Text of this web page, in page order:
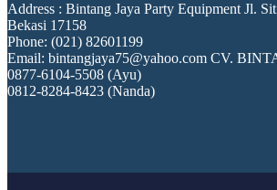
Address : Bintang Jaya Party Equipment Jl.
Bekasi 17158
Phone: (021) 82601199
Email: bintangjaya75@yahoo.com CV.
0877-6104-5508 (Ayu)
0812-8284-8423 (Nanda)